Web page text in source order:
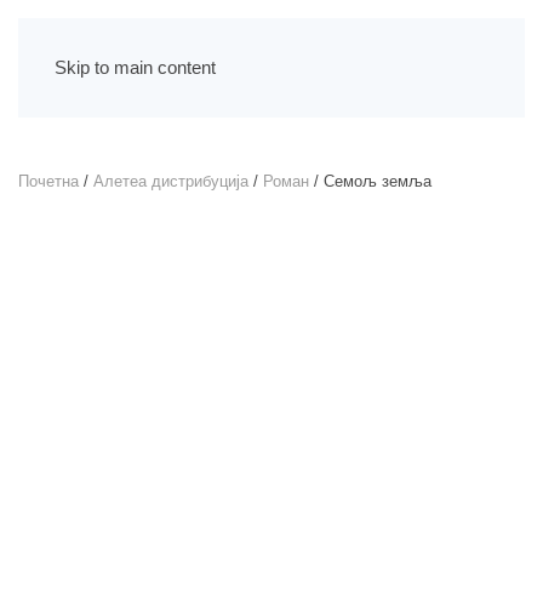
Skip to main content
Почетна / Алетеа дистрибуција / Роман / Семољ земља